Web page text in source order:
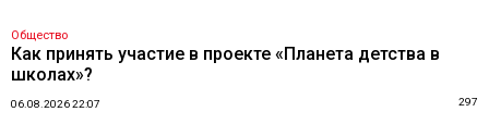
Общество
Как принять участие в проекте «Планета детства в
школах»?
06.08.2026 22:07 297